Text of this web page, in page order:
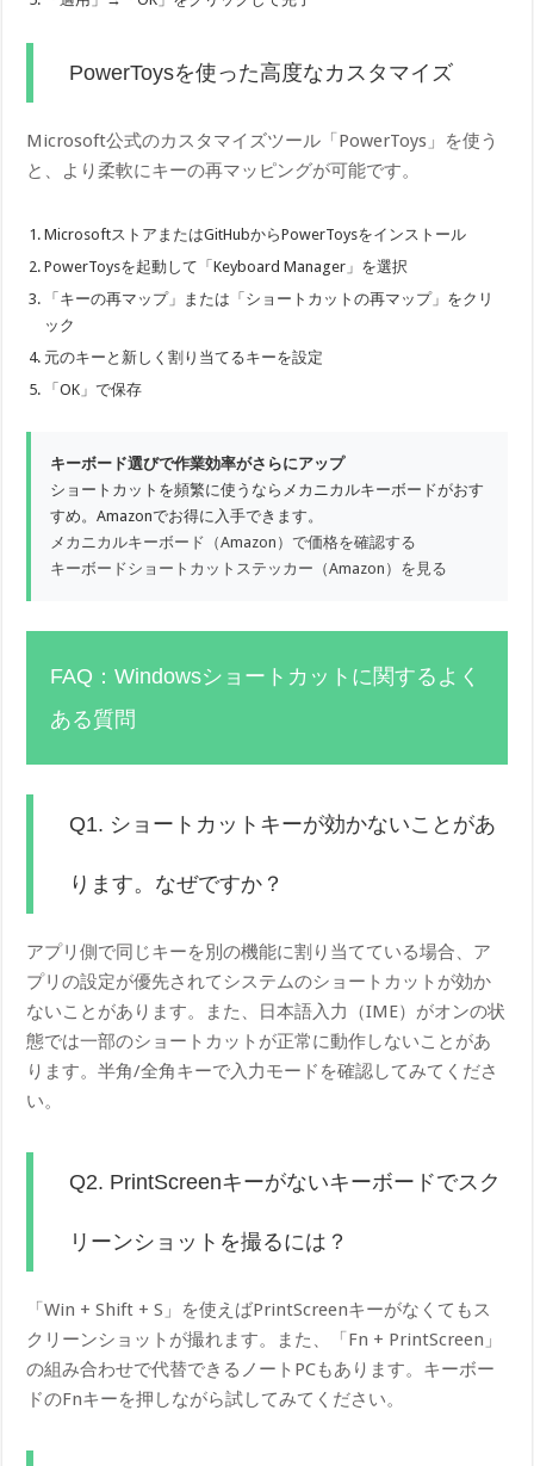
PowerToysを使った高度なカスタマイズ
Microsoft公式のカスタマイズツール「PowerToys」を使う
と、より柔軟にキーの再マッピングが可能です。
MicrosoftストアまたはGitHubからPowerToysをインストール
PowerToysを起動して「Keyboard Manager」を選択
「キーの再マップ」または「ショートカットの再マップ」をクリ
ック
元のキーと新しく割り当てるキーを設定
「OK」で保存
キーボード選びで作業効率がさらにアップ
ショートカットを頻繁に使うならメカニカルキーボードがおす
すめ。Amazonでお得に入手できます。
メカニカルキーボード（Amazon）で価格を確認する
キーボードショートカットステッカー（Amazon）を見る
FAQ：Windowsショートカットに関するよく
ある質問
Q1. ショートカットキーが効かないことがあ
ります。なぜですか？
アプリ側で同じキーを別の機能に割り当てている場合、ア
プリの設定が優先されてシステムのショートカットが効か
ないことがあります。また、日本語入力（IME）がオンの状
態では一部のショートカットが正常に動作しないことがあ
ります。半角/全角キーで入力モードを確認してみてくださ
い。
Q2. PrintScreenキーがないキーボードでスク
リーンショットを撮るには？
「Win + Shift + S」を使えばPrintScreenキーがなくてもス
クリーンショットが撮れます。また、「Fn + PrintScreen」
の組み合わせで代替できるノートPCもあります。キーボー
ドのFnキーを押しながら試してみてください。